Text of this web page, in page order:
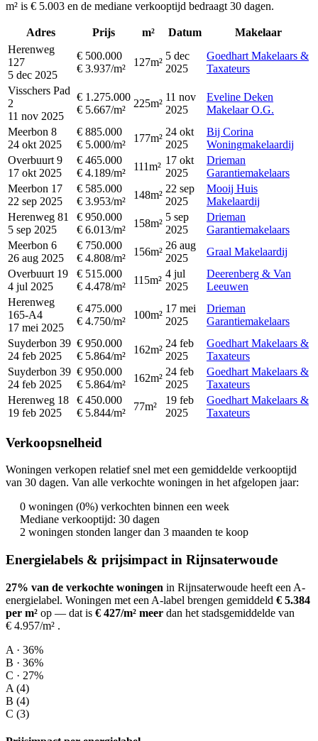
m² is € 5.003 en de mediane verkooptijd bedraagt 30 dagen.
Adres Prijs m² Datum
Makelaar
Herenweg
127
5 dec 2025
€ 500.000
€ 3.937/m²
127m²
5 dec
2025
Goedhart Makelaars &
Taxateurs
Visschers Pad
2
11 nov 2025
€ 1.275.000
€ 5.667/m²
225m²
11 nov
2025
Eveline Deken
Makelaar O.G.
Meerbon 8
24 okt 2025
€ 885.000
€ 5.000/m²
177m²
24 okt
2025
Bij Corina
Woningmakelaardij
Overbuurt 9
17 okt 2025
€ 465.000
€ 4.189/m²
111m²
17 okt
2025
Drieman
Garantiemakelaars
Meerbon 17
22 sep 2025
€ 585.000
€ 3.953/m²
148m²
22 sep
2025
Mooij Huis
Makelaardij
Herenweg 81
5 sep 2025
€ 950.000
€ 6.013/m²
158m²
5 sep
2025
Drieman
Garantiemakelaars
Meerbon 6
26 aug 2025
€ 750.000
€ 4.808/m²
156m²
26 aug
2025
Graal Makelaardij
Overbuurt 19
4 jul 2025
€ 515.000
€ 4.478/m²
115m²
4 jul
2025
Deerenberg & Van
Leeuwen
Herenweg
165-A4
17 mei 2025
€ 475.000
€ 4.750/m²
100m²
17 mei
2025
Drieman
Garantiemakelaars
Suyderbon 39
24 feb 2025
€ 950.000
€ 5.864/m²
162m²
24 feb
2025
Goedhart Makelaars &
Taxateurs
Suyderbon 39
24 feb 2025
€ 950.000
€ 5.864/m²
162m²
24 feb
2025
Goedhart Makelaars &
Taxateurs
Herenweg 18
19 feb 2025
€ 450.000
€ 5.844/m²
77m²
19 feb
2025
Goedhart Makelaars &
Taxateurs
Verkoopsnelheid
Woningen verkopen relatief snel met een gemiddelde verkooptijd
van 30 dagen. Van alle verkochte woningen in het afgelopen jaar:
0 woningen (0%) verkochten binnen een week
Mediane verkooptijd: 30 dagen
2 woningen stonden langer dan 3 maanden te koop
Energielabels & prijsimpact in Rijnsaterwoude
27% van de verkochte woningen in Rijnsaterwoude heeft een A-
energielabel. Woningen met een A-label brengen gemiddeld € 5.384
per m² op — dat is € 427/m² meer dan het stadsgemiddelde van
€ 4.957/m² .
A · 36%
B · 36%
C · 27%
A (4)
B (4)
C (3)